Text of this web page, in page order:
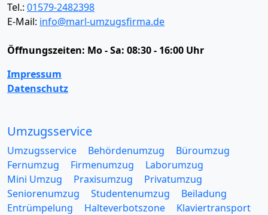
Tel.: 01579-2482398
E-Mail: info@marl-umzugsfirma.de
Öffnungszeiten: Mo - Sa: 08:30 - 16:00 Uhr
Impressum
Datenschutz
Umzugsservice
Umzugsservice Behördenumzug
Büroumzug
Fernumzug
Firmenumzug
Laborumzug
Mini Umzug
Praxisumzug
Privatumzug
Seniorenumzug
Studentenumzug
Beiladung
Entrümpelung
Halteverbotszone
Klaviertransport